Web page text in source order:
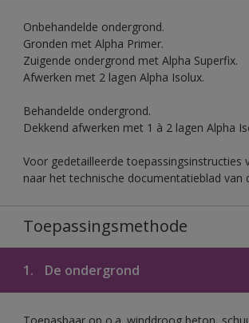
Onbehandelde ondergrond.
Gronden met Alpha Primer.
Zuigende ondergrond met Alpha Superfix.
Afwerken met 2 lagen Alpha Isolux.
Behandelde ondergrond.
Dekkend afwerken met 1 à 2 lagen Alpha
Voor gedetailleerde toepassingsinstructies
naar het technische documentatieblad van
Toepassingsmethode
1. De ondergrond